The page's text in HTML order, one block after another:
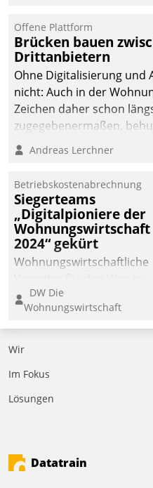
kommunale
gemeinsam mit der
Teilprozess der
Offene Plattform
Brücken bauen
Drittanbietern
Ohne Digitalisierung und
nicht: Auch in der
Zeichen daher schon
zugegebenermaßen,
Branchen.
Andreas Lerchner
Betriebskostenabrechnung
Siegerteams
„Digitalpioniere der
Wohnungswirtschaft
2024“ gekürt
Wohnungswirtschaftliche
eine digitale Zukunft zu
finden, ist das Ziel des
Awards „Digitalpioniere
der
Bewerben können sich
dafür ein Team
DW Die
Wohnungswirtschaft
Wir
Im Fokus
Lösungen
Datatrain